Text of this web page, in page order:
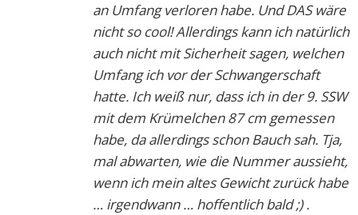
an Umfang verloren habe. Und DAS wäre
nicht so cool! Allerdings kann ich natürlich
auch nicht mit Sicherheit sagen, welchen
Umfang ich vor der Schwangerschaft
hatte. Ich weiß nur, dass ich in der 9. SSW
mit dem Krümelchen 87 cm gemessen
habe, da allerdings schon Bauch sah. Tja,
mal abwarten, wie die Nummer aussieht,
wenn ich mein altes Gewicht zurück habe
… irgendwann … hoffentlich bald ;) .